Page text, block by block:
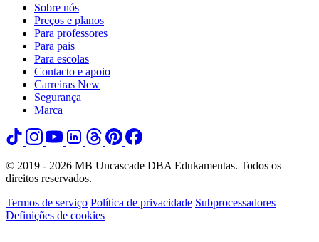
Sobre nós
Preços e planos
Para professores
Para pais
Para escolas
Contacto e apoio
Carreiras New
Segurança
Marca
© 2019 - 2026 MB Uncascade DBA Edukamentas. Todos os
direitos reservados.
Termos de serviço Política de privacidade Subprocessadores
Definições de cookies